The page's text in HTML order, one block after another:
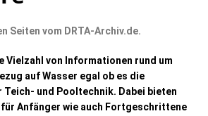
Seiten vom DRTA-Archiv.de.
Vielzahl von Informationen rund um
auf Wasser egal ob es die
und Pooltechnik. Dabei bieten
Anfänger wie auch Fortgeschrittene